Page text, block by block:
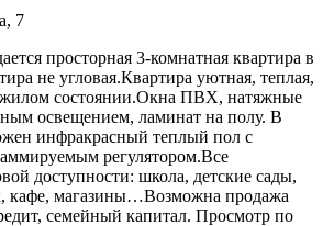
7
просторная 3-комнатная квартира в
не угловая.Квартира уютная, теплая,
жилом состоянии.Окна ПВХ, натяжные
освещением, ламинат на полу. В
инфракрасный теплый пол с
регулятором.Все
доступности: школа, детские сады,
кафе, магазины…Возможна продажа
семейный капитал. Просмотр по